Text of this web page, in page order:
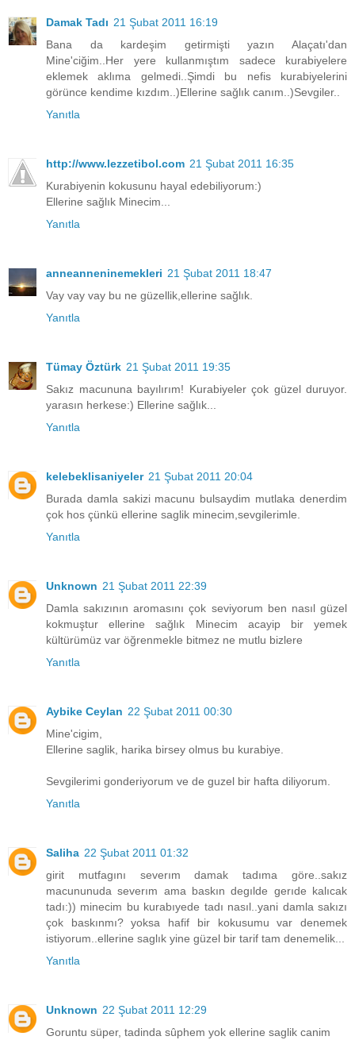
Damak Tadı 21 Şubat 2011 16:19
Bana da kardeşim getirmişti yazın Alaçatı'dan
Mine'ciğim..Her yere kullanmıştım sadece kurabiyelere
eklemek aklıma gelmedi..Şimdi bu nefis kurabiyelerini
görünce kendime kızdım..)Ellerine sağlık canım..)Sevgiler..
Yanıtla
http://www.lezzetibol.com 21 Şubat 2011 16:35
Kurabiyenin kokusunu hayal edebiliyorum:)
Ellerine sağlık Minecim...
Yanıtla
anneanneninemekleri 21 Şubat 2011 18:47
Vay vay vay bu ne güzellik,ellerine sağlık.
Yanıtla
Tümay Öztürk 21 Şubat 2011 19:35
Sakız macununa bayılırım! Kurabiyeler çok güzel duruyor.
yarasın herkese:) Ellerine sağlık...
Yanıtla
kelebeklisaniyeler 21 Şubat 2011 20:04
Burada damla sakizi macunu bulsaydim mutlaka denerdim
çok hos çünkü ellerine saglik minecim,sevgilerimle.
Yanıtla
Unknown 21 Şubat 2011 22:39
Damla sakızının aromasını çok seviyorum ben nasıl güzel
kokmuştur ellerine sağlık Minecim acayip bir yemek
kültürümüz var öğrenmekle bitmez ne mutlu bizlere
Yanıtla
Aybike Ceylan 22 Şubat 2011 00:30
Mine'cigim,
Ellerine saglik, harika birsey olmus bu kurabiye.
Sevgilerimi gonderiyorum ve de guzel bir hafta diliyorum.
Yanıtla
Saliha 22 Şubat 2011 01:32
girit mutfagını severım damak tadıma göre..sakız
macununuda severım ama baskın degılde gerıde kalıcak
tadı:)) minecim bu kurabıyede tadı nasıl..yani damla sakızı
çok baskınmı? yoksa hafif bir kokusumu var denemek
istiyorum..ellerine saglık yine güzel bir tarif tam denemelik...
Yanıtla
Unknown 22 Şubat 2011 12:29
Goruntu süper, tadinda sûphem yok ellerine saglik canim